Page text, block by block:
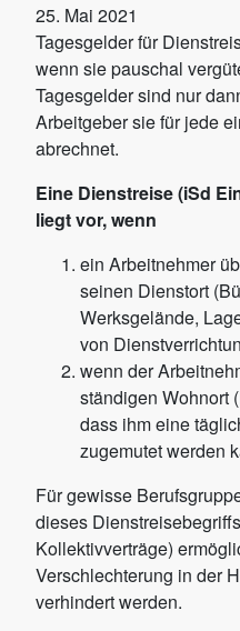
25. Mai 2021
Tagesgelder für
wenn sie pauschal
Tagesgelder sind nur
Arbeitgeber sie für jede
abrechnet.
Eine Dienstreise (iSd
liegt vor, wenn
ein Arbeitnehmer
seinen Dienstort
Werksgelände,
von
wenn der
ständigen Wohnort
dass ihm eine
zugemutet werden
Für gewisse
dieses
Kollektivverträge)
Verschlechterung in der
verhindert werden.